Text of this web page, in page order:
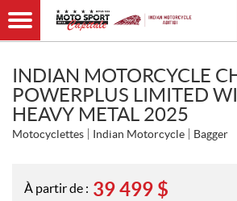
INDIAN MOTORCYCLE
POWERPLUS LIMITED
HEAVY METAL 2025
Motocyclettes Indian Motorcycle Bagger
À partir de : 39 499 $